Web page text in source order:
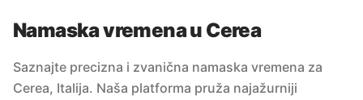
Namaska vremena u Cerea
Saznajte precizna i zvanična namaska vremena za
Cerea, Italija. Naša platforma pruža najažurniji